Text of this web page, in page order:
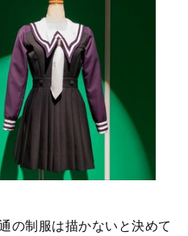
の制服は描かないと決めて